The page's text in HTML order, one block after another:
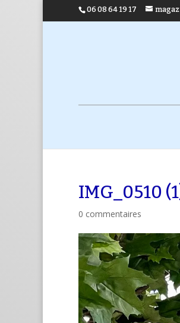
06 08 64 19 17
IMG_0510
0 commentaires